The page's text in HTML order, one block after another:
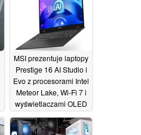
MSI prezentuje laptopy
Prestige 16 AI Studio i
Evo z procesorami Intel
Meteor Lake, Wi-Fi 7 i
wyświetlaczami OLED
4K+09/01/2024